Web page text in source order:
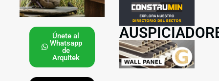
Únete al
Whatsapp
de
Arquitek